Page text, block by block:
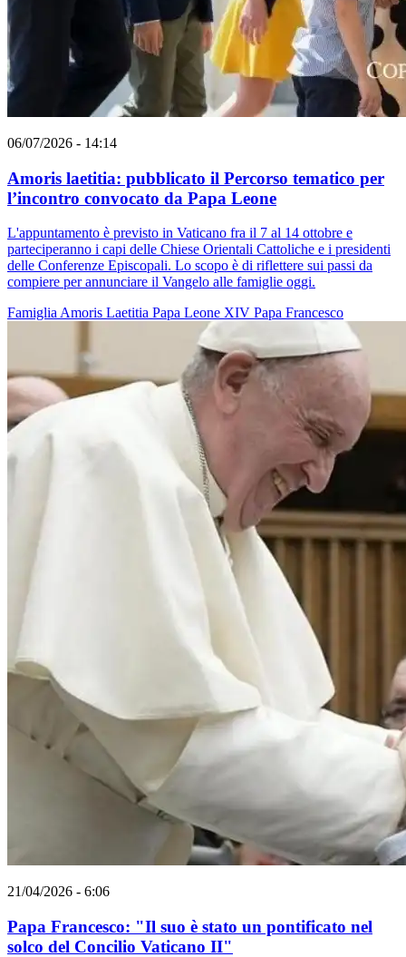
06/07/2026 - 14:14
Amoris laetitia: pubblicato il Percorso tematico per
l’incontro convocato da Papa Leone
L'appuntamento è previsto in Vaticano fra il 7 al 14 ottobre e
parteciperanno i capi delle Chiese Orientali Cattoliche e i presidenti
delle Conferenze Episcopali. Lo scopo è di riflettere sui passi da
compiere per annunciare il Vangelo alle famiglie oggi.
Famiglia Amoris Laetitia Papa Leone XIV Papa Francesco
21/04/2026 - 6:06
Papa Francesco: "Il suo è stato un pontificato nel
solco del Concilio Vaticano II"